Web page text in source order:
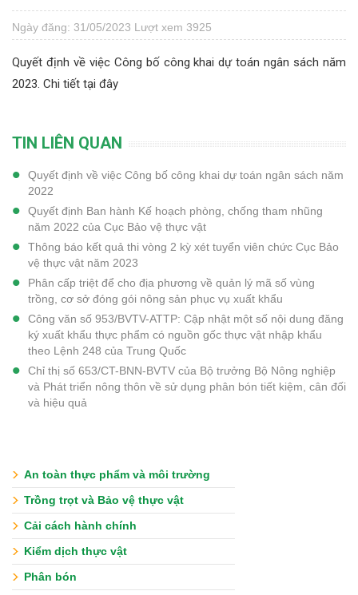
Ngày đăng: 31/05/2023 Lượt xem 3925
Quyết định về việc Công bố công khai dự toán ngân sách năm
2023. Chi tiết tại đây
TIN LIÊN QUAN
Quyết định về việc Công bố công khai dự toán ngân sách năm
2022
Quyết định Ban hành Kế hoạch phòng, chống tham nhũng
năm 2022 của Cục Bảo vệ thực vật
Thông báo kết quả thi vòng 2 kỳ xét tuyển viên chức Cục Bảo
vệ thực vật năm 2023
Phân cấp triệt để cho địa phương về quản lý mã số vùng
trồng, cơ sở đóng gói nông sản phục vụ xuất khẩu
Công văn số 953/BVTV-ATTP: Cập nhật một số nội dung đăng
ký xuất khẩu thực phẩm có nguồn gốc thực vật nhập khẩu
theo Lệnh 248 của Trung Quốc
Chỉ thị số 653/CT-BNN-BVTV của Bộ trưởng Bộ Nông nghiệp
và Phát triển nông thôn về sử dụng phân bón tiết kiệm, cân đối
và hiệu quả
An toàn thực phẩm và môi trường
Trồng trọt và Bảo vệ thực vật
Cải cách hành chính
Kiểm dịch thực vật
Phân bón